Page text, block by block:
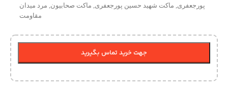
پورجعفری, ماکت شهید حسین پورجعفری, ماکت صحابیون, مرد میدان
مقاومت
جهت خرید تماس بگیرید